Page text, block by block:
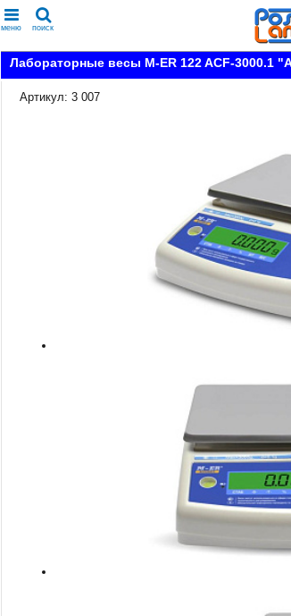
меню поиск
Лабораторные весы M-ER 122 ACF-3000.1
Артикул: 3 007